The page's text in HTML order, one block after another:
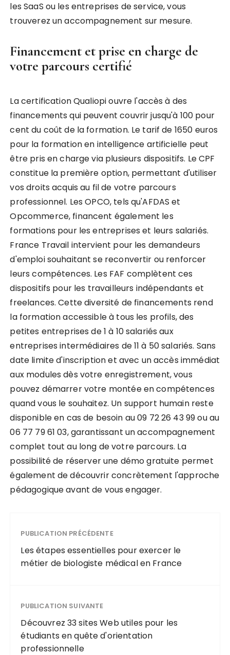
les SaaS ou les entreprises de service, vous
trouverez un accompagnement sur mesure.
Financement et prise en charge de
votre parcours certifié
La certification Qualiopi ouvre l'accès à des
financements qui peuvent couvrir jusqu'à 100 pour
cent du coût de la formation. Le tarif de 1650 euros
pour la formation en intelligence artificielle peut
être pris en charge via plusieurs dispositifs. Le CPF
constitue la première option, permettant d'utiliser
vos droits acquis au fil de votre parcours
professionnel. Les OPCO, tels qu'AFDAS et
Opcommerce, financent également les
formations pour les entreprises et leurs salariés.
France Travail intervient pour les demandeurs
d'emploi souhaitant se reconvertir ou renforcer
leurs compétences. Les FAF complètent ces
dispositifs pour les travailleurs indépendants et
freelances. Cette diversité de financements rend
la formation accessible à tous les profils, des
petites entreprises de 1 à 10 salariés aux
entreprises intermédiaires de 11 à 50 salariés. Sans
date limite d'inscription et avec un accès immédiat
aux modules dès votre enregistrement, vous
pouvez démarrer votre montée en compétences
quand vous le souhaitez. Un support humain reste
disponible en cas de besoin au 09 72 26 43 99 ou au
06 77 79 61 03, garantissant un accompagnement
complet tout au long de votre parcours. La
possibilité de réserver une démo gratuite permet
également de découvrir concrètement l'approche
pédagogique avant de vous engager.
PUBLICATION PRÉCÉDENTE
Les étapes essentielles pour exercer le
métier de biologiste médical en France
PUBLICATION SUIVANTE
Découvrez 33 sites Web utiles pour les
étudiants en quête d'orientation
professionnelle